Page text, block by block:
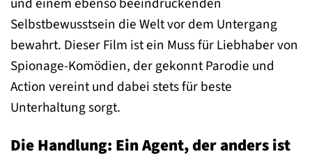
Selbstbewusstsein die Welt vor dem Untergang
bewahrt. Dieser Film ist ein Muss für Liebhaber von
Spionage-Komödien, der gekonnt Parodie und
Action vereint und dabei stets für beste
Unterhaltung sorgt.
Die Handlung: Ein Agent, der anders ist